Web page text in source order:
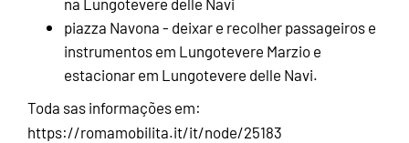
piazza Navona - deixar e recolher passageiros e
instrumentos em Lungotevere Marzio e
estacionar em Lungotevere delle Navi.
Toda sas informações em:
https://romamobilita.it/it/node/25183